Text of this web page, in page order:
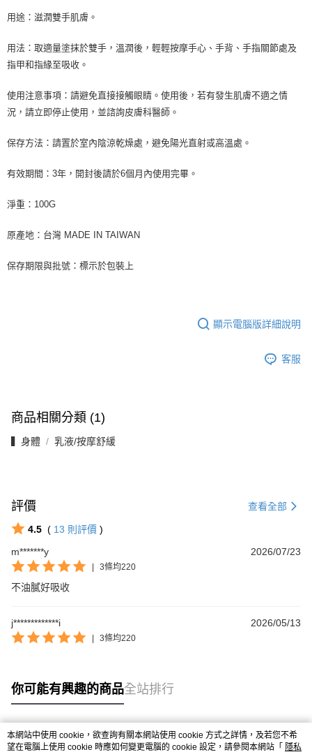
用途：滋潤雙手肌膚。
用法：取適量塗抹於雙手，溫潤後，輕輕按摩手心、手背、手指關節處及
指甲和指緣至吸收。
使用注意事項：請避免直接接觸眼睛。使用後，若有發生肌膚不適之情
況，請立即停止使用，並諮詢皮膚科醫師。
保存方法：請置於室內陰涼乾燥處，避免陽光直射或高溫處。
有效期間：3年，開封後請於6個月內使用完畢。
淨重：100G
原產地：台灣 MADE IN TAIWAN
保存期限與批號：標示於包裝上
顯示電腦版詳細說明
客服
商品相關分類 (1)
▍身體 乳液/按摩舒緩
評價 查看全部
4.5 ( 13 則評價 )
m*******y
2026/07/23
3條均220
不油膩好吸收
j*************i 2026/05/13
3條均220
你可能有興趣的商品全站排行
熱門標籤
本網站中使用 cookie，欲查詢有關本網站使用 cookie 方式之詳情，及若您不希
望在電腦上使用 cookie 時應如何變更電腦的 cookie 設定，請參閱本網站「 隱私